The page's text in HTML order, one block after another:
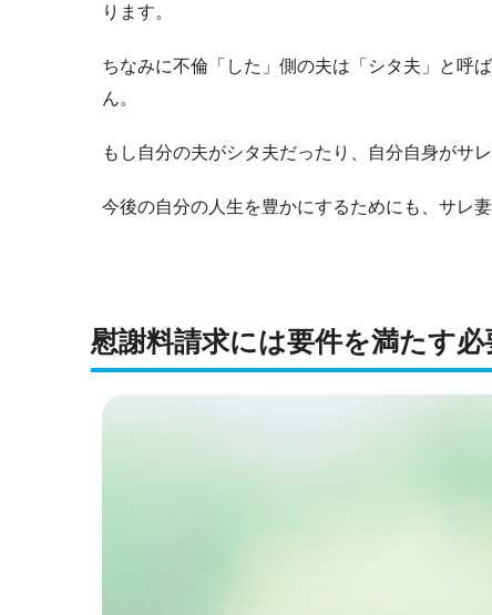
ります。
ちなみに不倫「した」側の夫は「シタ夫」と呼
ん。
もし自分の夫がシタ夫だったり、自分自身がサ
今後の自分の人生を豊かにするためにも、サレ
慰謝料請求には要件を満たす必